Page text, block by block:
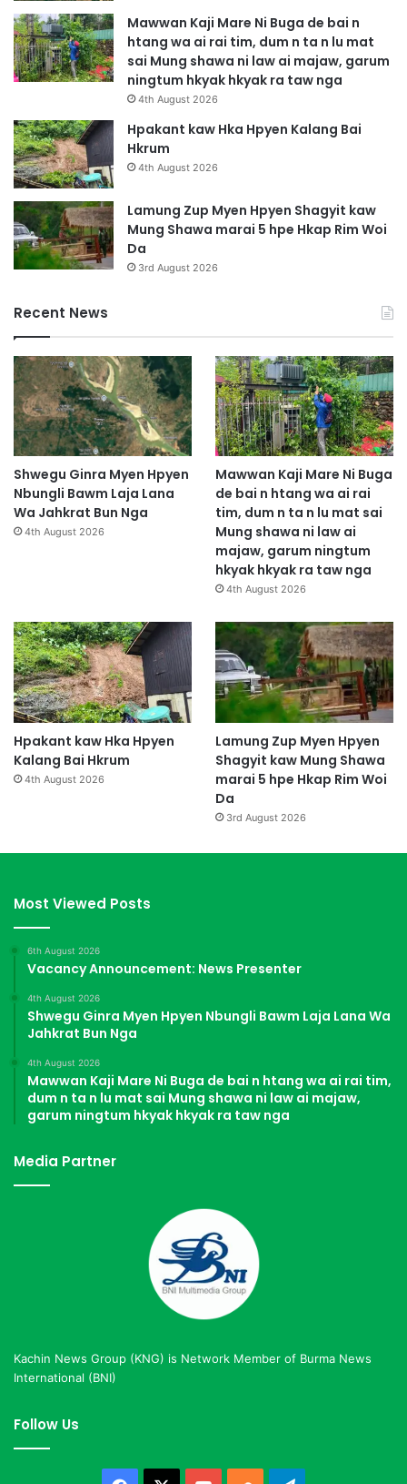
I
A
h
k
p
s
h
i
n
g
l
a
s
a
n
g
a
n
g
a
n
t
e
w
u
n
-
d
o
a
t
Mawwan Kaji Mare Ni Buga de bai n
htang wa ai rai tim, dum n ta n lu mat
sai Mung shawa ni law ai majaw, garum
ningtum hkyak hkyak ra taw nga
4th August 2026
Hpakant kaw Hka Hpyen Kalang Bai
Hkrum
4th August 2026
Lamung Zup Myen Hpyen Shagyit kaw
Mung Shawa marai 5 hpe Hkap Rim Woi
Da
3rd August 2026
Recent News
Shwegu Ginra Myen Hpyen
Nbungli Bawm Laja Lana
Wa Jahkrat Bun Nga
4th August 2026
Mawwan Kaji Mare Ni Buga
de bai n htang wa ai rai
tim, dum n ta n lu mat sai
Mung shawa ni law ai
majaw, garum ningtum
hkyak hkyak ra taw nga
4th August 2026
Hpakant kaw Hka Hpyen
Kalang Bai Hkrum
4th August 2026
Lamung Zup Myen Hpyen
Shagyit kaw Mung Shawa
marai 5 hpe Hkap Rim Woi
Da
3rd August 2026
Most Viewed Posts
6th August 2026
Vacancy Announcement: News Presenter
4th August 2026
Shwegu Ginra Myen Hpyen Nbungli Bawm Laja Lana Wa
Jahkrat Bun Nga
4th August 2026
Mawwan Kaji Mare Ni Buga de bai n htang wa ai rai tim,
dum n ta n lu mat sai Mung shawa ni law ai majaw,
garum ningtum hkyak hkyak ra taw nga
Media Partner
Kachin News Group (KNG) is Network Member of Burma News
International (BNI)
Follow Us